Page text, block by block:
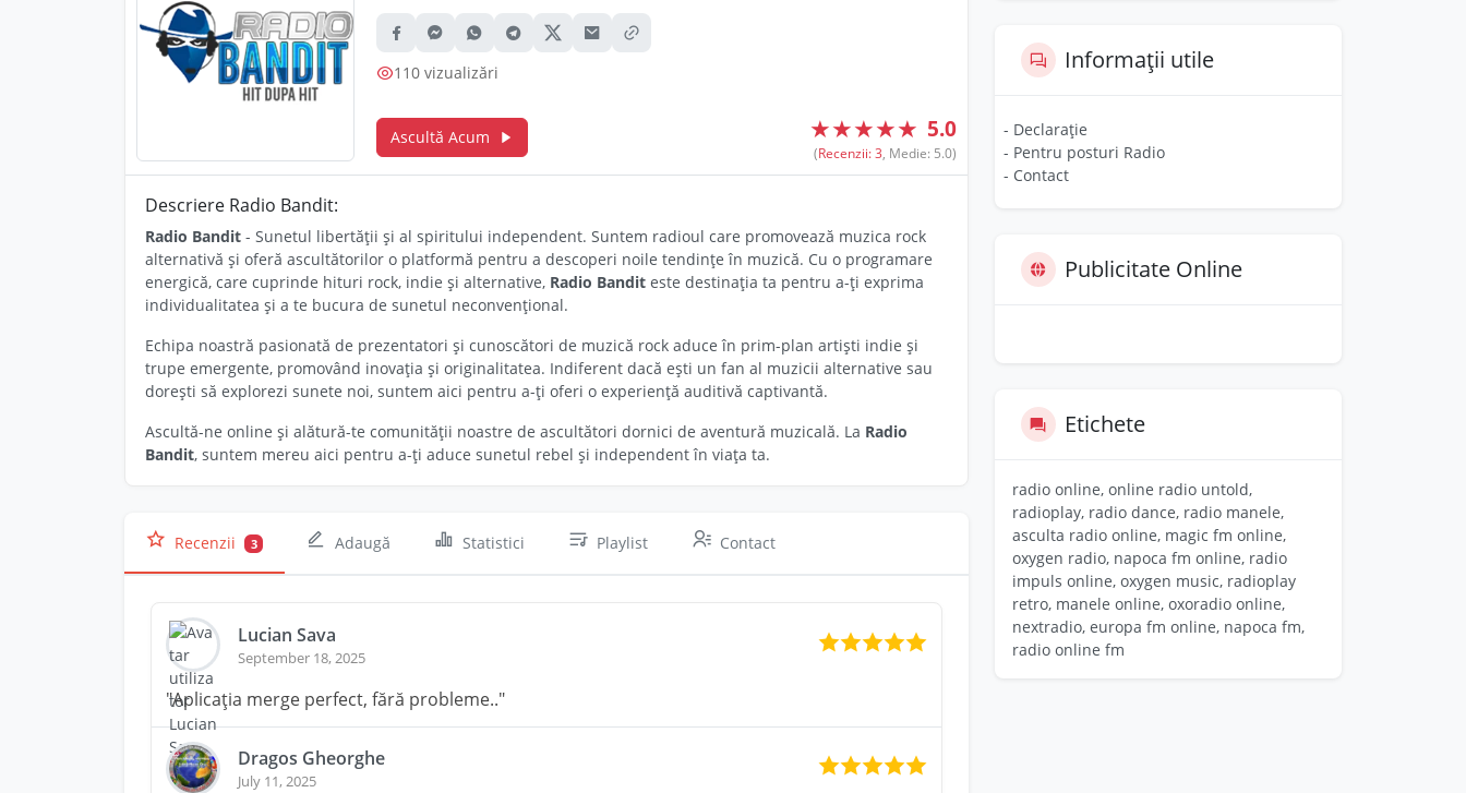
110 vizualizări
Ascultă Acum ★★★★★ 5.0
(Recenzii: 3, Medie: 5.0)
Descriere Radio Bandit:
Radio Bandit - Sunetul libertății și al spiritului independent. Suntem radioul care promovează muzica rock
alternativă și oferă ascultătorilor o platformă pentru a descoperi noile tendințe în muzică. Cu o programare
energică, care cuprinde hituri rock, indie și alternative, Radio Bandit este destinația ta pentru a-ți exprima
individualitatea și a te bucura de sunetul neconvențional.
Echipa noastră pasionată de prezentatori și cunoscători de muzică rock aduce în prim-plan artiști indie și
trupe emergente, promovând inovația și originalitatea. Indiferent dacă ești un fan al muzicii alternative sau
dorești să explorezi sunete noi, suntem aici pentru a-ți oferi o experiență auditivă captivantă.
Ascultă-ne online și alătură-te comunității noastre de ascultători dornici de aventură muzicală. La Radio
Bandit, suntem mereu aici pentru a-ți aduce sunetul rebel și independent în viața ta.
Recenzii 3 Adaugă Statistici Playlist Contact
Lucian Sava
September 18, 2025
"Aplicația merge perfect, fără probleme.."
Dragos Gheorghe
July 11, 2025
Informații utile
- Declarație
- Pentru posturi Radio
- Contact
Publicitate Online
Etichete
radio online, online radio untold,
radioplay, radio dance, radio manele,
asculta radio online, magic fm online,
oxygen radio, napoca fm online, radio
impuls online, oxygen music, radioplay
retro, manele online, oxoradio online,
nextradio, europa fm online, napoca fm,
radio online fm